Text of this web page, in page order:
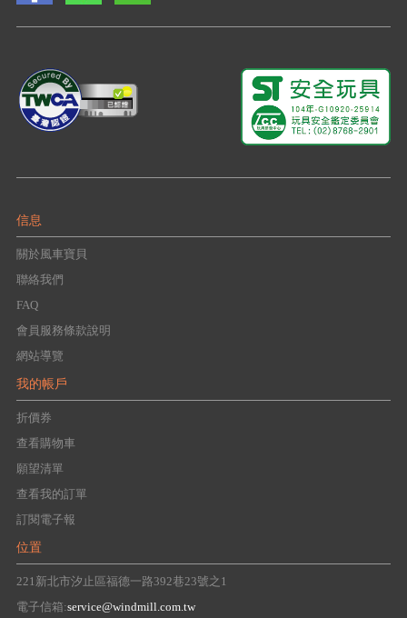
信息
關於風車寶貝
聯絡我們
FAQ
會員服務條款說明
網站導覽
我的帳戶
折價券
查看購物車
願望清單
查看我的訂單
訂閱電子報
位置
221新北市汐止區福德一路392巷23號之1
電子信箱:service@windmill.com.tw